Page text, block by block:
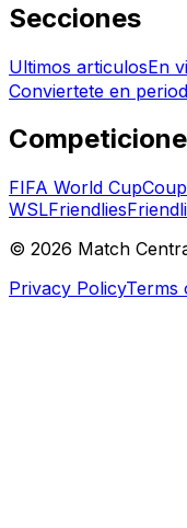
Secciones
Ultimos articulosEn
Conviertete en
FIFA World Cup
WSLFriendlies
© 2026 Match
Privacy PolicyTerms